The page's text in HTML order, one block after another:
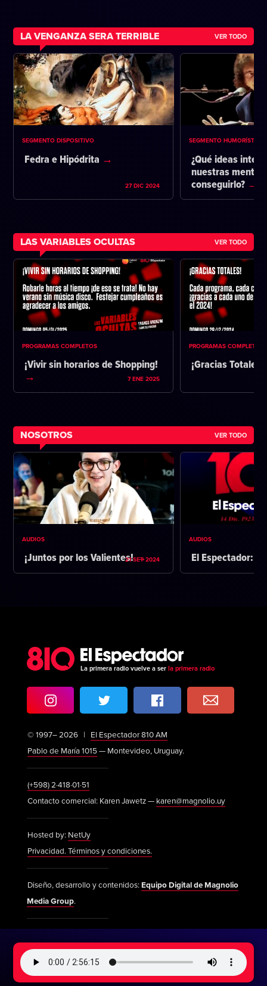
LA VENGANZA SERA TERRIBLE VER TODO
SEGMENTO DISPOSITIVO
Fedra e Hipódrita
27 DIC 2024
SEGMENTO HUMORÍSTICO
¿Qué ideas
nuestras mentes
conseguirlo?
LAS VARIABLES OCULTAS VER TODO
PROGRAMAS COMPLETOS
¡Vivir sin horarios de Shopping!
7 ENE 2025
PROGRAMAS COMPLETOS
¡Gracias
NOSOTROS VER TODO
AUDIOS
¡Juntos por los Valientes!21 SET 2024
AUDIOS
El Espectador:
La primera radio vuelve a ser la primera radio
© 1997– 2026 | El Espectador 810 AM
Pablo de María 1015— Montevideo, Uruguay.
(+598) 2·418·01·51
Contacto comercial: Karen Jawetz — karen@magnolio.uy
Hosted by: NetUy
Privacidad. Términos y condiciones.
Diseño, desarrollo y contenidos:Equipo Digital de Magnolio
Media Group.